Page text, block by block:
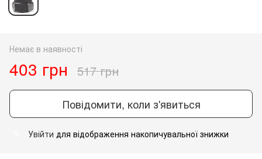
Немає в наявності
403 грн 517 грн
Повідомити, коли з'явиться
Увійти для відображення накопичувальної знижки